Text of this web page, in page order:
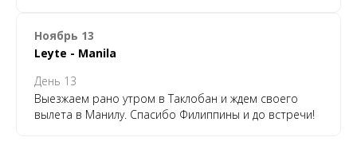
Ноябрь 13
Leyte - Manila
День 13
Выезжаем рано утром в Таклобан и ждем своего
вылета в Манилу. Спасибо Филиппины и до встречи!